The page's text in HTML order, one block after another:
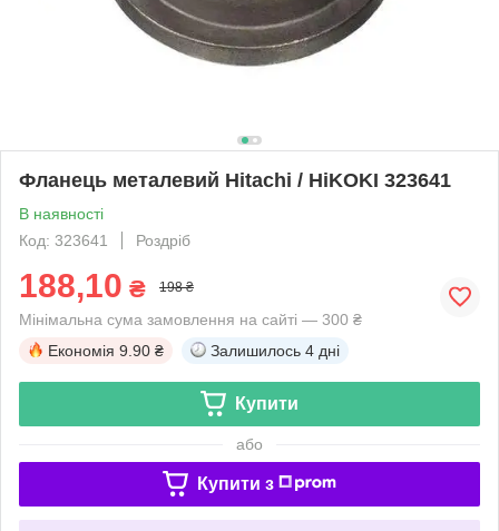
Фланець металевий Hitachi / HiKOKI 323641
В наявності
Код: 323641
Роздріб
188,10 ₴ 198 ₴
Мінімальна сума замовлення на сайті — 300 ₴
Економія 9.90 ₴ Залишилось 4 дні
Купити
або
Купити з